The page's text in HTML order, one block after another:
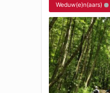
Weduw(e)n(aars)